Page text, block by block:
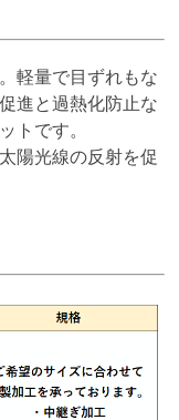
軽量で目ずれもな
進と過熱化防止な
トです。
陽光線の反射を促